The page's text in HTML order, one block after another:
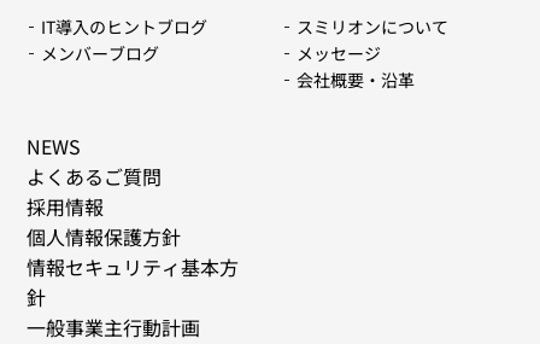
IT導入のヒントブログ
メンバーブログ
スミリオンについて
メッセージ
会社概要・沿革
NEWS
よくあるご質問
採用情報
個人情報保護方針
情報セキュリティ基本方
針
一般事業主行動計画